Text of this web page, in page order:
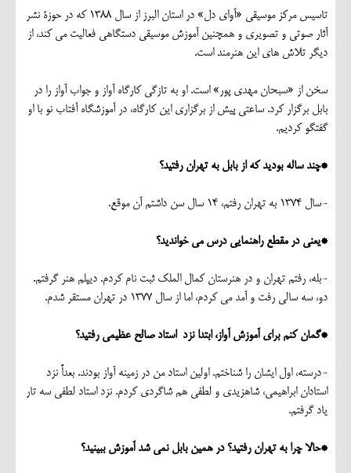
تاسیس مرکز موسیقی «آوای دل» در استان البرز از سال 1388 که در حوزۀ نشر
آثار صوتی و تصویری و همچنین آموزش موسیقی دستگاهی فعالیت می کند، از
دیگر تلاش های این هنرمند است.
سخن از «سبحان مهدی پور» است. او به تازگی کارگاه آواز و جواب آواز را در
بابل برگزار کرد. ساعتی پیش از برگزاری این کارگاه، در آموزشگاه آفتاب نو با او
گفتگو کردیم.
*چند ساله بودید که از بابل به تهران رفتید؟
-سال 1374 به تهران رفتم، 14 سال سن داشتم آن موقع.
*یعنی در مقطع راهنمایی درس می خواندید؟
-بله، رفتم تهران و در هنرستان کمال الملک ثبت نام کردم. دیپلم هنر گرفتم.
دو، سه سالی رفت و آمد می کردم، اما از سال 1377 در تهران مستقر شدم.
*گمان کنم برای آموزش آواز، ابتدا نزد استاد صالح عظیمی رفتید؟
-درسته، اول ایشان را شناختم. اولین استاد من در زمینه آواز بودند. بعداً نزد
استادان ابراهیمی، شاهزیدی و لطفی هم شاگردی کردم. نزد استاد لطفی سه تار
یاد گرفتم.
*حالا چرا به تهران رفتید؟ در همین بابل نمی شد آموزش ببینید؟